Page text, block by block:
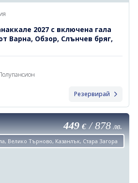
2027 с включена гала
Варна, Обзор, Слънчев бряг,
Резервирай
Велико Търново, Казанлък, Стара Загора
449 €/878 лв.